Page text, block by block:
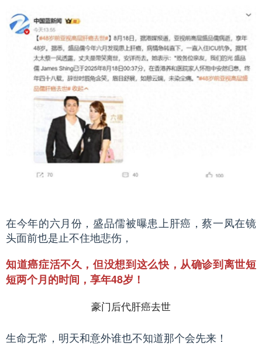
在今年的六月份，盛品儒被曝患上肝癌，蔡一凤在镜
头面前也是止不住地悲伤，
知道癌症活不久，但没想到这么快，从确诊到离世短
短两个月的时间，享年48岁！
豪门后代肝癌去世
生命无常，明天和意外谁也不知道那个会先来！